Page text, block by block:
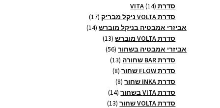
מוצרים סדרת VITA 14
14
מוצרים סדרת VOLTA ניקל מבריק 17
17
מוצרים
אביזרי אמבטיה בניקל מוברש 14
14
סדרת VOLTA מוברש 13
13
אביזרי אמבטיה בשחור 56
56
סדרת BAR שחורה 13
13
מוצרים
סדרת FLOW שחור 8
8
סדרת INKA שחור 8
8
מוצרים
סדרת VITA בשחור 14
14
מוצרים
סדרת VOLTA שחור 13
13